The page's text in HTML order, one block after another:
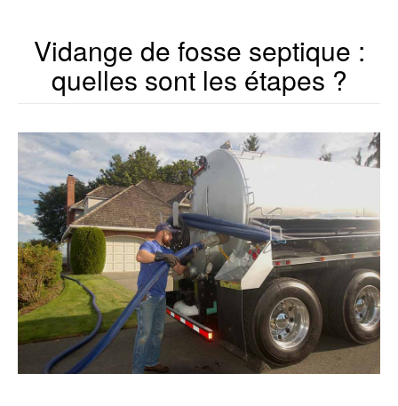
Vidange de fosse septique :
quelles sont les étapes ?